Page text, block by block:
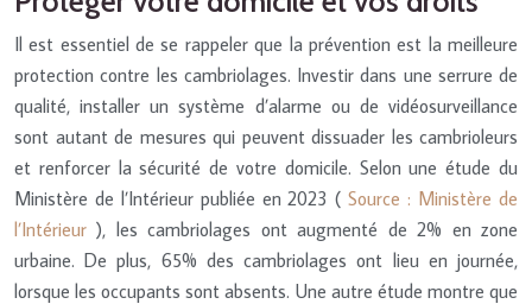
Il est essentiel de se rappeler que la prévention est la meilleure
protection contre les cambriolages. Investir dans une serrure de
qualité, installer un système d’alarme ou de vidéosurveillance
sont autant de mesures qui peuvent dissuader les cambrioleurs
et renforcer la sécurité de votre domicile. Selon une étude du
Ministère de l’Intérieur publiée en 2023 (Source : Ministère de
l’Intérieur), les cambriolages ont augmenté de 2% en zone
urbaine. De plus, 65% des cambriolages ont lieu en journée,
lorsque les occupants sont absents. Une autre étude montre que